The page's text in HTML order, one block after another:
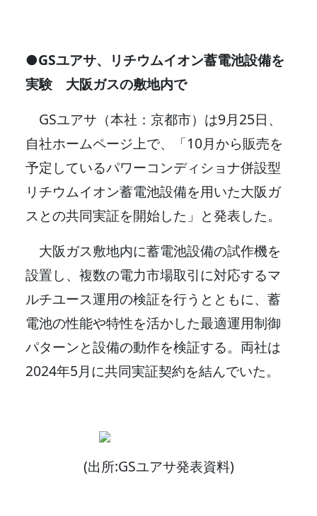
●GSユアサ、リチウムイオン蓄電池設備を
実験 大阪ガスの敷地内で
GSユアサ（本社：京都市）は9月25日、
自社ホームページ上で、「10月から販売を
予定しているパワーコンディショナ併設型
リチウムイオン蓄電池設備を用いた大阪ガ
スとの共同実証を開始した」と発表した。
大阪ガス敷地内に蓄電池設備の試作機を
設置し、複数の電力市場取引に対応するマ
ルチユース運用の検証を行うとともに、蓄
電池の性能や特性を活かした最適運用制御
パターンと設備の動作を検証する。両社は
2024年5月に共同実証契約を結んでいた。
(出所:GSユアサ発表資料)